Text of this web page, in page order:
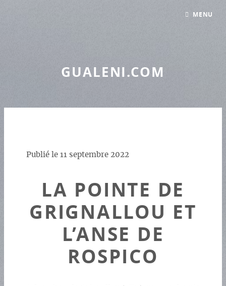
GUALENI.COM
Publié le 11 septembre 2022
LA POINTE DE
GRIGNALLOU ET
L’ANSE DE
ROSPICO
MENU